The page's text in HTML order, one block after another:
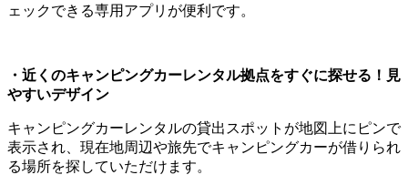
ェックできる専用アプリが便利です。
・近くのキャンピングカーレンタル拠点をすぐに探せる！見
やすいデザイン
キャンピングカーレンタルの貸出スポットが地図上にピンで
表示され、現在地周辺や旅先でキャンピングカーが借りられ
る場所を探していただけます。